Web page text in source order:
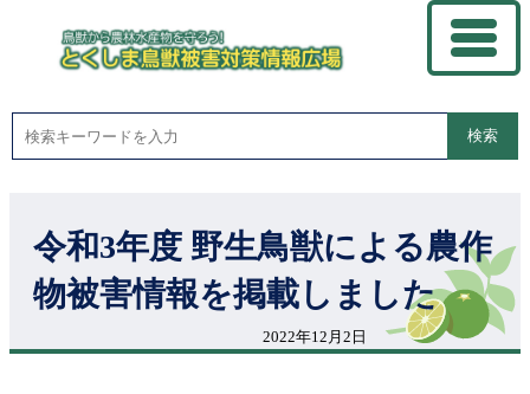
検索
令和3年度 野生鳥獣による農作
物被害情報を掲載しました
2022年12月2日